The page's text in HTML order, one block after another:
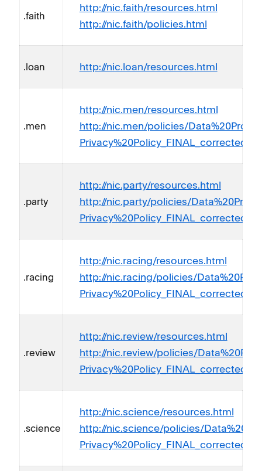
.faith
http://nic.faith/resources.html
http://nic.faith/policies.html
.loan http://nic.loan/resources.html
.men
http://nic.men/resources.html
http://nic.men/policies/
.party
http://nic.party/resources.html
http://nic.party/policies/
.racing
http://nic.racing/resources.html
http://nic.racing/policies/
.review
http://nic.review/resources.html
http://nic.review/policies/
.science
http://nic.science/resources.html
http://nic.science/policies/